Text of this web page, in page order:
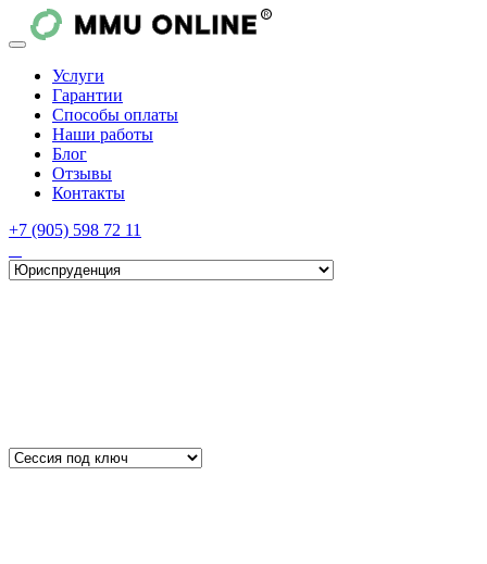
Услуги
Гарантии
Способы оплаты
Наши работы
Блог
Отзывы
Контакты
+7 (905) 598 72 11